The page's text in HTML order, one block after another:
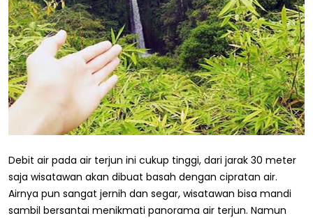
Debit air pada air terjun ini cukup tinggi, dari jarak 30 meter
saja wisatawan akan dibuat basah dengan cipratan air.
Airnya pun sangat jernih dan segar, wisatawan bisa mandi
sambil bersantai menikmati panorama air terjun. Namun